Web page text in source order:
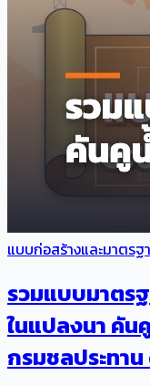
แบบก่อสร้างและมาตรฐ
รวมแบบมาตร
ในแปลงนา คัน
กรมชลประทา